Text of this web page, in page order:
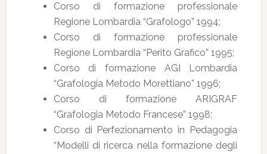
Corso di formazione professionale
Regione Lombardia “Grafologo” 1994;
Corso di formazione professionale
Regione Lombardia “Perito Grafico” 1995;
Corso di formazione AGI Lombardia
“Grafologia Metodo Morettiano” 1996;
Corso di formazione ARIGRAF
“Grafologia Metodo Francese” 1998;
Corso di Perfezionamento in Pedagogia
“Modelli di ricerca nella formazione degli